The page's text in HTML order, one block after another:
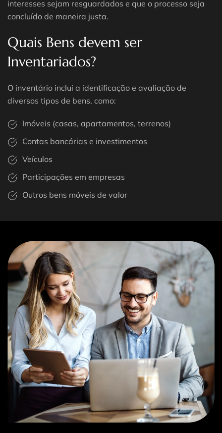
interesses sejam resguardados e que o processo seja
concluído de maneira justa.
Quais Bens devem ser
Inventariados?
O inventário inclui a identificação e avaliação de
diversos tipos de bens, como:
Imóveis (casas, apartamentos, terrenos)
Contas bancárias e investimentos
Veículos
Participações em empresas
Outros bens móveis de valor